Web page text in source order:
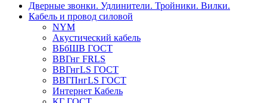
Дверные звонки. Удлинители. Тройники. Вилки.
Кабель и провод силовой
NYM
Акустический кабель
ВБбШВ ГОСТ
ВВГнг FRLS
ВВГнгLS ГОСТ
ВВГПнгLS ГОСТ
Интернет Кабель